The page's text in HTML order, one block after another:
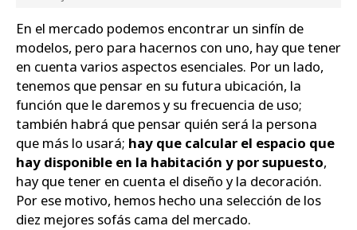
En el mercado podemos encontrar un sinfín de
modelos, pero para hacernos con uno, hay que tener
en cuenta varios aspectos esenciales. Por un lado,
tenemos que pensar en su futura ubicación, la
función que le daremos y su frecuencia de uso;
también habrá que pensar quién será la persona
que más lo usará; hay que calcular el espacio que
hay disponible en la habitación y por supuesto,
hay que tener en cuenta el diseño y la decoración.
Por ese motivo, hemos hecho una selección de los
diez mejores sofás cama del mercado.